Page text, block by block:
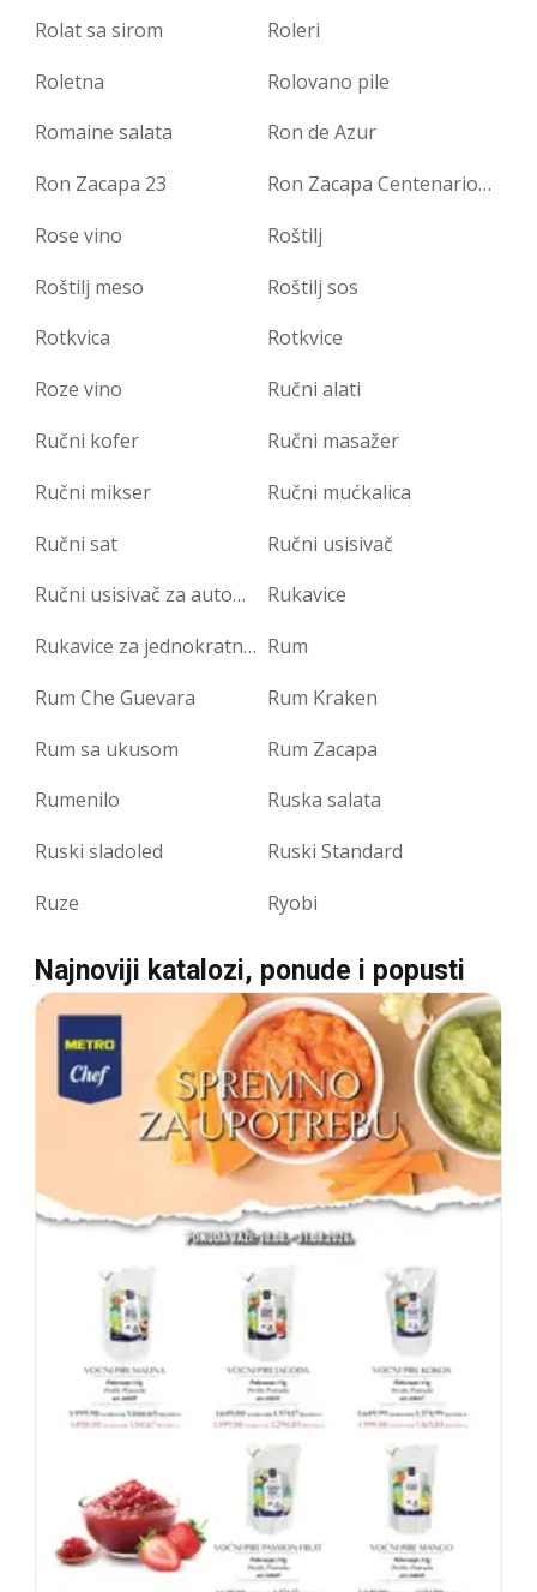
Rolat sa sirom
Roleri
Roletna
Rolovano pile
Romaine salata
Ron de Azur
Ron Zacapa 23
Ron Zacapa Centenario rum
Rose vino
Roštilj
Roštilj meso
Roštilj sos
Rotkvica
Rotkvice
Roze vino
Ručni alati
Ručni kofer
Ručni masažer
Ručni mikser
Ručni mućkalica
Ručni sat
Ručni usisivač
Ručni usisivač za automobile
Rukavice
Rukavice za jednokratnu upotrebu Rum
Rum Che Guevara
Rum Kraken
Rum sa ukusom
Rum Zacapa
Rumenilo
Ruska salata
Ruski sladoled
Ruski Standard
Ruze
Ryobi
Najnoviji katalozi, ponude i popusti